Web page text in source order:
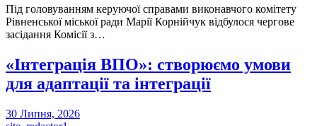
Під головуванням керуючої справами виконавчого комітету
Рівненської міської ради Марії Корнійчук відбулося чергове
засідання Комісії з…
«Інтеграція ВПО»: створюємо умови
для адаптації та інтеграції
30 Липня, 2026